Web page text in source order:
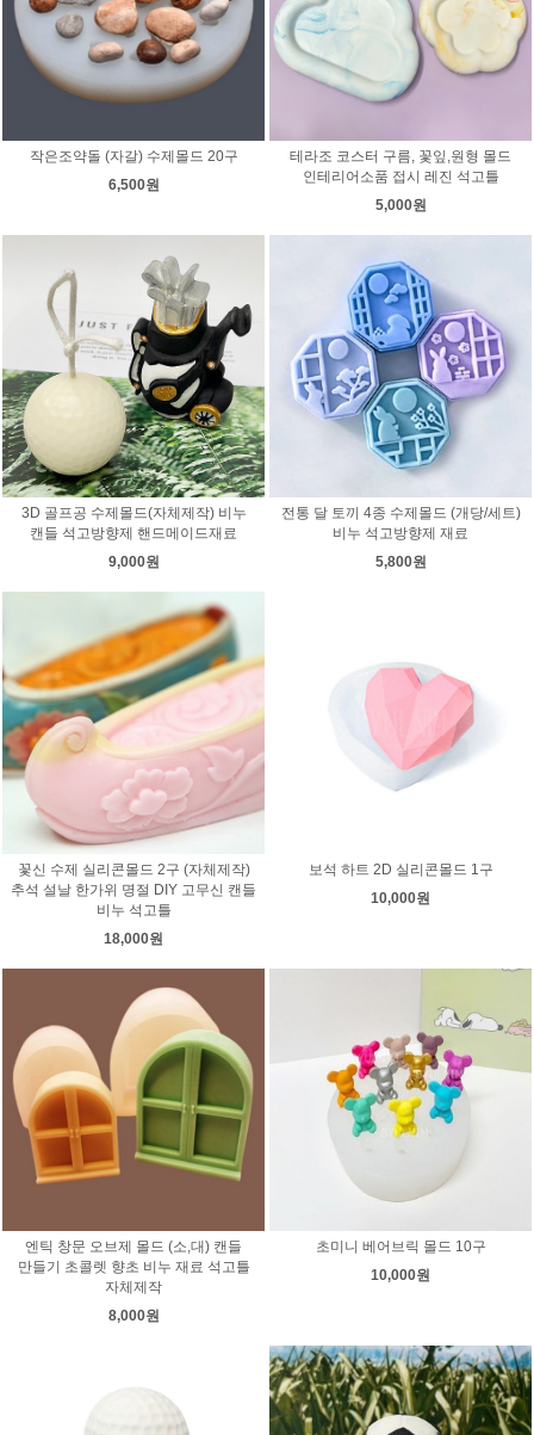
작은조약돌 (자갈) 수제몰드 20구
6,500원
테라조 코스터 구름, 꽃잎,원형 몰드
인테리어소품 접시 레진 석고틀
5,000원
3D 골프공 수제몰드(자체제작) 비누
캔들 석고방향제 핸드메이드재료
9,000원
전통 달 토끼 4종 수제몰드 (개당/세트)
비누 석고방향제 재료
5,800원
꽃신 수제 실리콘몰드 2구 (자체제작)
추석 설날 한가위 명절 DIY 고무신 캔들
비누 석고틀
18,000원
보석 하트 2D 실리콘몰드 1구
10,000원
엔틱 창문 오브제 몰드 (소,대) 캔들
만들기 초콜렛 향초 비누 재료 석고틀
자체제작
8,000원
초미니 베어브릭 몰드 10구
10,000원